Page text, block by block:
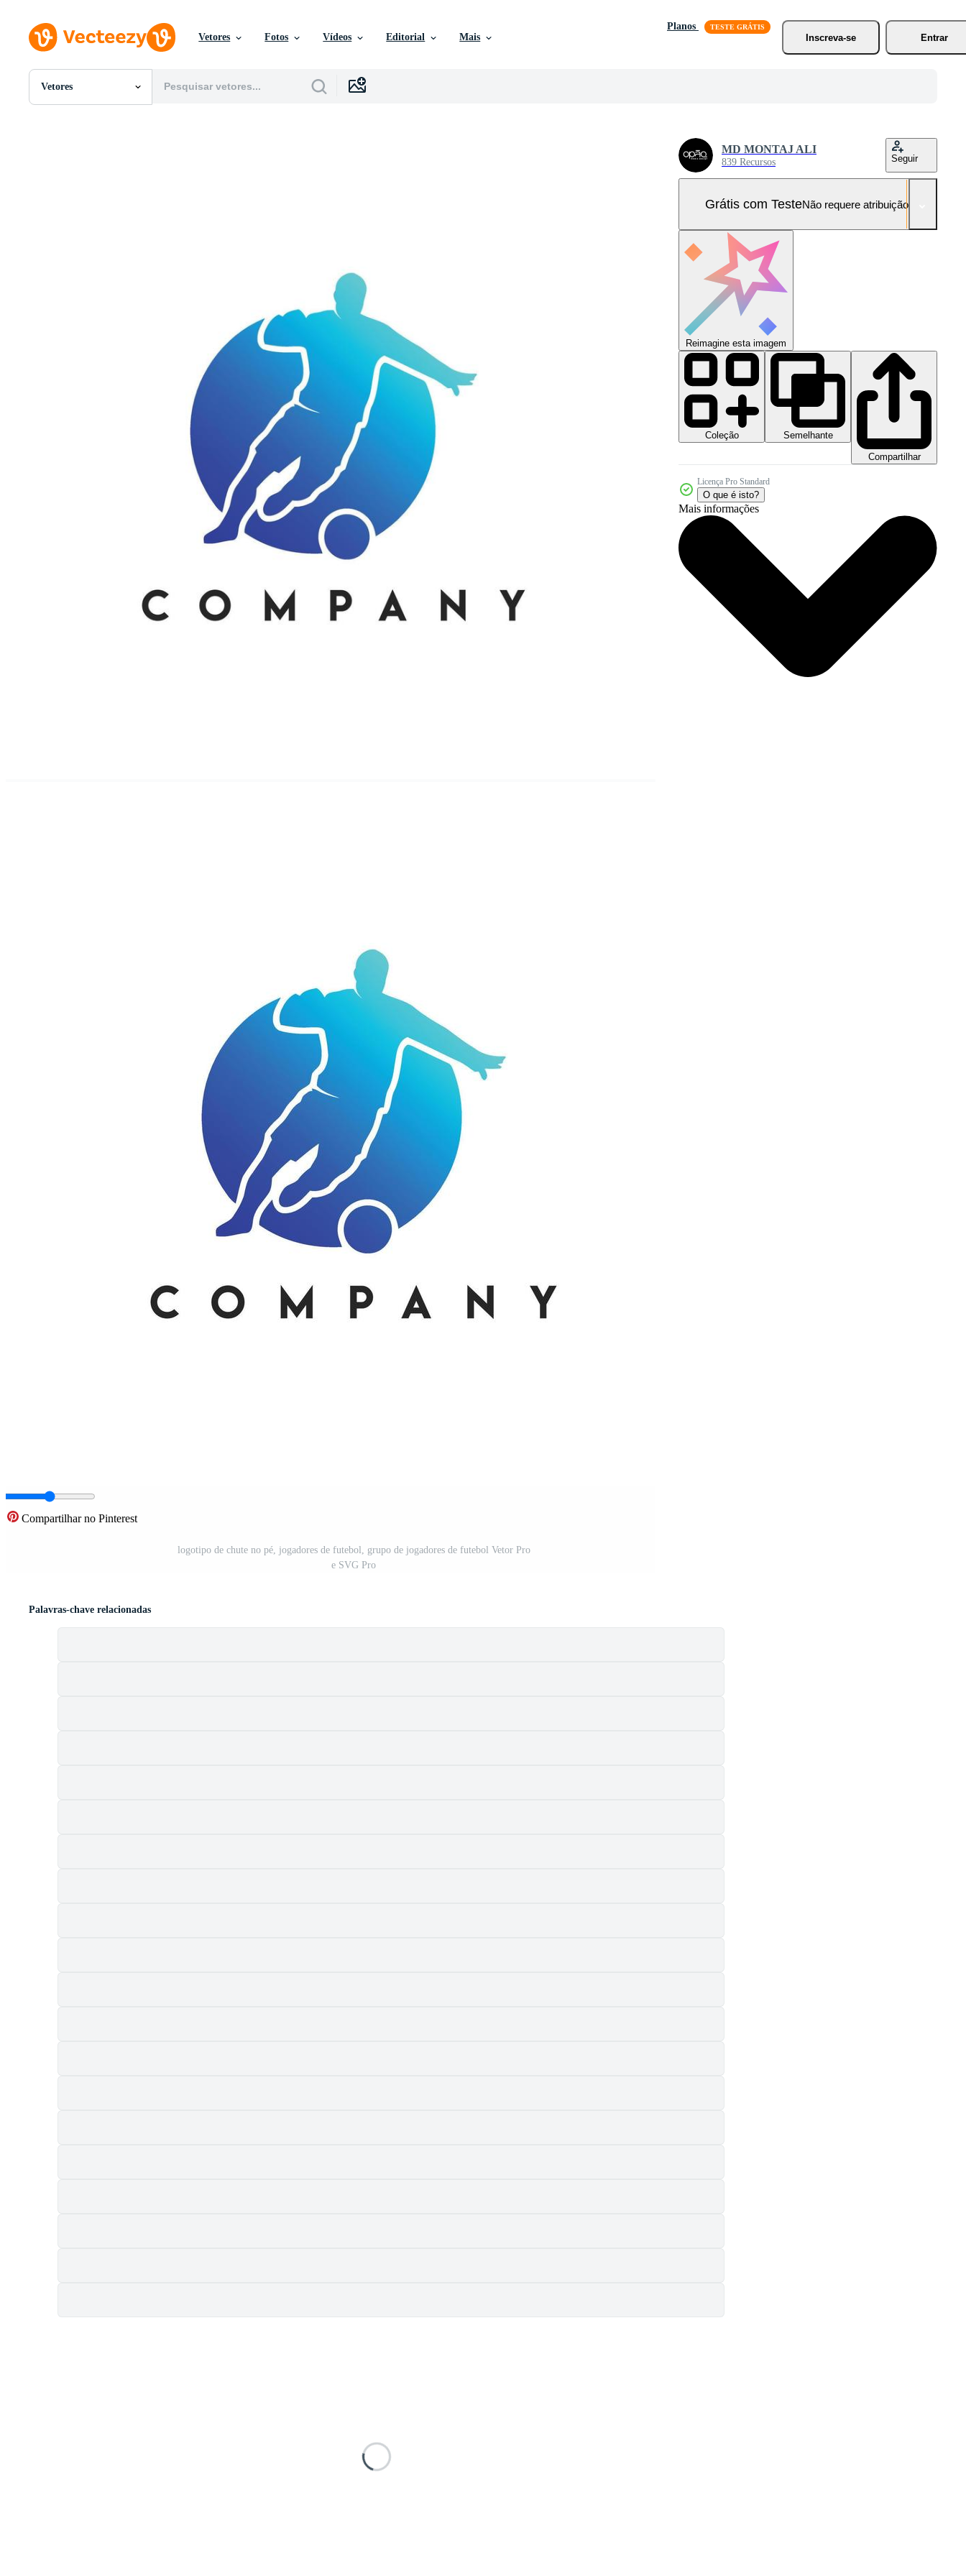
Vetores Fotos Vídeos Editorial Mais
Planos
Inscreva-se
Entrar
Vetores
Todas Imagens
Compartilhar no Pinterest
logotipo de chute no pé, jogadores de futebol, grupo de jogadores de futebol Vetor Pro
e SVG Pro
MD MONTAJ ALI
839 Recursos Seguir
Grátis com TesteNão requere atribuição!
Reimagine esta imagem
Coleção
Semelhante
Compartilhar
Licença Pro Standard
O que é isto?
Mais informações
Palavras-chave relacionadas